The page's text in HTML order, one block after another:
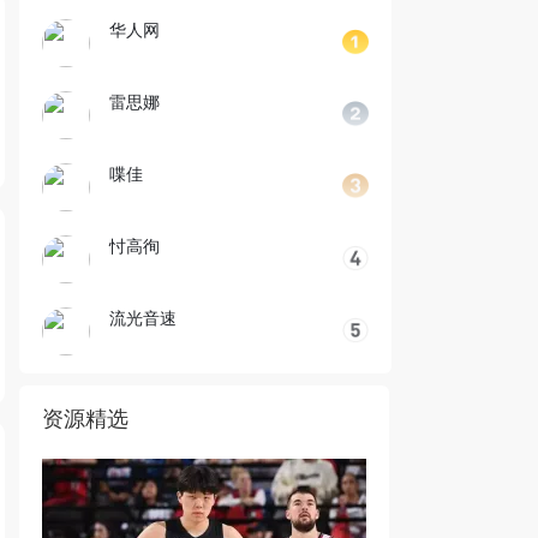
华人网
雷思娜
喋佳
忖高徇
流光音速
资源精选